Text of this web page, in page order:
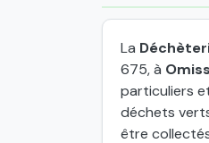
La
675, à
particuliers
déchets
être